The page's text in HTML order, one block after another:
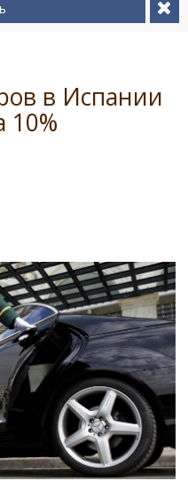
в Испании
10%